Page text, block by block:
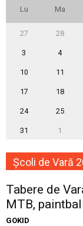
Lu Ma
27 28
3 4
10 11
17 18
24 25
31 1
Școli de Vară
Tabere de
MTB,
GOKID